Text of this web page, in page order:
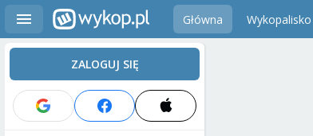
Główna Wykopalisko
ZALOGUJ SIĘ